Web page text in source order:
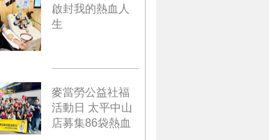
啟封我的熱血人
生
麥當勞公益社福
活動日 太平中山
店募集86袋熱血